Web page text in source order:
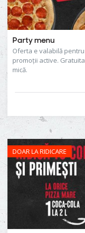
Party menu
Oferta e valabilă
promoții active.
mică.
DOAR LA RIDICARE